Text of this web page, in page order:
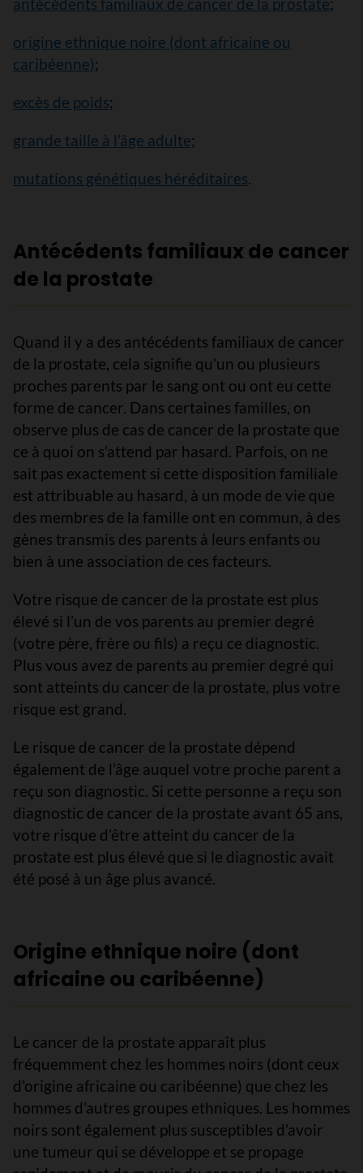
origine ethnique noire (dont africaine ou
caribéenne);
excès de poids;
grande taille à l’âge adulte;
mutations génétiques héréditaires.
Antécédents familiaux de cancer
de la prostate
Quand il y a des antécédents familiaux de cancer
de la prostate, cela signifie qu’un ou plusieurs
proches parents par le sang ont ou ont eu cette
forme de cancer. Dans certaines familles, on
observe plus de cas de cancer de la prostate que
ce à quoi on s’attend par hasard. Parfois, on ne
sait pas exactement si cette disposition familiale
est attribuable au hasard, à un mode de vie que
des membres de la famille ont en commun, à des
gènes transmis des parents à leurs enfants ou
bien à une association de ces facteurs.
Votre risque de cancer de la prostate est plus
élevé si l’un de vos parents au premier degré
(votre père, frère ou fils) a reçu ce diagnostic.
Plus vous avez de parents au premier degré qui
sont atteints du cancer de la prostate, plus votre
risque est grand.
Le risque de cancer de la prostate dépend
également de l’âge auquel votre proche parent a
reçu son diagnostic. Si cette personne a reçu son
diagnostic de cancer de la prostate avant 65 ans,
votre risque d’être atteint du cancer de la
prostate est plus élevé que si le diagnostic avait
été posé à un âge plus avancé.
Origine ethnique noire (dont
africaine ou caribéenne)
Le cancer de la prostate apparaît plus
fréquemment chez les hommes noirs (dont ceux
d’origine africaine ou caribéenne) que chez les
hommes d’autres groupes ethniques. Les hommes
noirs sont également plus susceptibles d’avoir
une tumeur qui se développe et se propage